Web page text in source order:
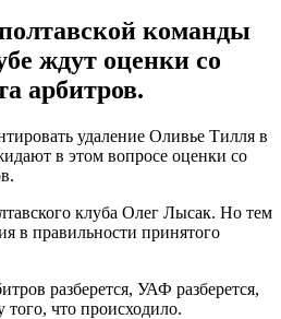
команды
ждут оценки со
арбитров.
удаление Оливье Тилля в
в этом вопросе оценки со
клуба Олег Лысак. Но тем
в правильности принятого
разберется, УАФ разберется,
того, что происходило.